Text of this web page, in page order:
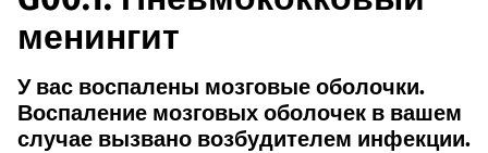
менингит
У вас воспалены мозговые оболочки.
Воспаление мозговых оболочек в вашем
случае вызвано возбудителем инфекции.